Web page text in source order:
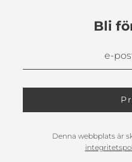
Bli
Denna webbplats är